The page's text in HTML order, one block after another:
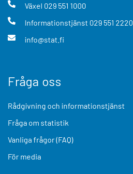
Växel 029 551 1000
Informationstjänst 029 551 2220
info@stat.fi
Fråga oss
Rådgivning och informationstjänst
Fråga om statistik
Vanliga frågor (FAQ)
För media